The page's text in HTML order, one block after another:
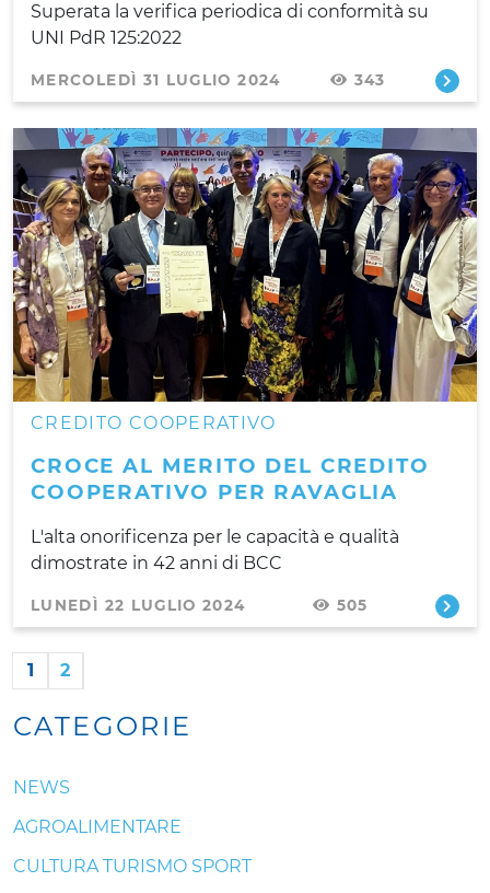
Superata la verifica periodica di conformità su
UNI PdR 125:2022
MERCOLEDÌ 31 LUGLIO 2024 343
CREDITO COOPERATIVO
CROCE AL MERITO DEL CREDITO
COOPERATIVO PER RAVAGLIA
L'alta onorificenza per le capacità e qualità
dimostrate in 42 anni di BCC
LUNEDÌ 22 LUGLIO 2024 505
1 2
CATEGORIE
NEWS
AGROALIMENTARE
CULTURA TURISMO SPORT